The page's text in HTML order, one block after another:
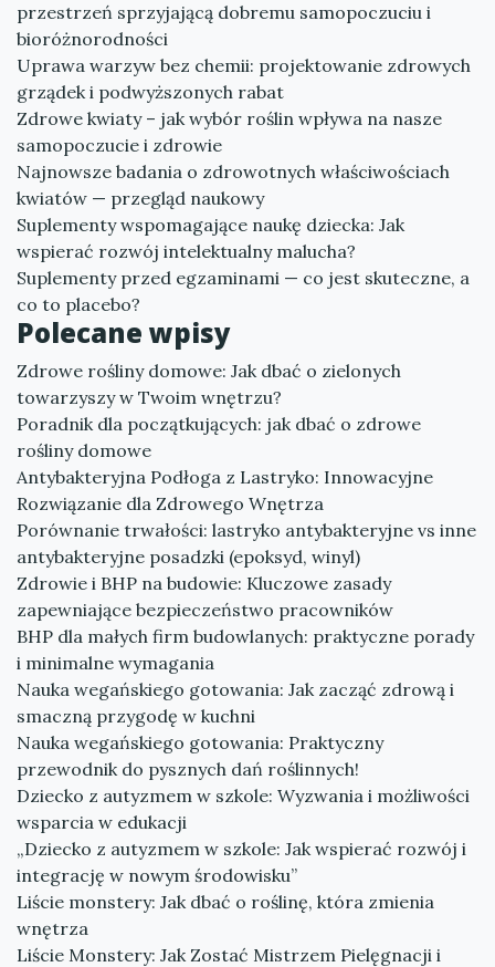
przestrzeń sprzyjającą dobremu samopoczuciu i
bioróżnorodności
Uprawa warzyw bez chemii: projektowanie zdrowych
grządek i podwyższonych rabat
Zdrowe kwiaty – jak wybór roślin wpływa na nasze
samopoczucie i zdrowie
Najnowsze badania o zdrowotnych właściwościach
kwiatów — przegląd naukowy
Suplementy wspomagające naukę dziecka: Jak
wspierać rozwój intelektualny malucha?
Suplementy przed egzaminami — co jest skuteczne, a
co to placebo?
Polecane wpisy
Zdrowe rośliny domowe: Jak dbać o zielonych
towarzyszy w Twoim wnętrzu?
Poradnik dla początkujących: jak dbać o zdrowe
rośliny domowe
Antybakteryjna Podłoga z Lastryko: Innowacyjne
Rozwiązanie dla Zdrowego Wnętrza
Porównanie trwałości: lastryko antybakteryjne vs inne
antybakteryjne posadzki (epoksyd, winyl)
Zdrowie i BHP na budowie: Kluczowe zasady
zapewniające bezpieczeństwo pracowników
BHP dla małych firm budowlanych: praktyczne porady
i minimalne wymagania
Nauka wegańskiego gotowania: Jak zacząć zdrową i
smaczną przygodę w kuchni
Nauka wegańskiego gotowania: Praktyczny
przewodnik do pysznych dań roślinnych!
Dziecko z autyzmem w szkole: Wyzwania i możliwości
wsparcia w edukacji
„Dziecko z autyzmem w szkole: Jak wspierać rozwój i
integrację w nowym środowisku”
Liście monstery: Jak dbać o roślinę, która zmienia
wnętrza
Liście Monstery: Jak Zostać Mistrzem Pielęgnacji i